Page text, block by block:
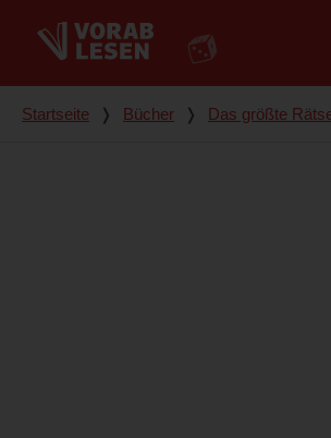
Du bist hier
Startseite ❭ Bücher ❭ Das größte